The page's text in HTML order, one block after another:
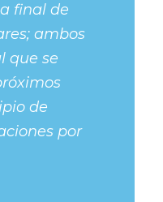
final de
ambos
que se
de
por